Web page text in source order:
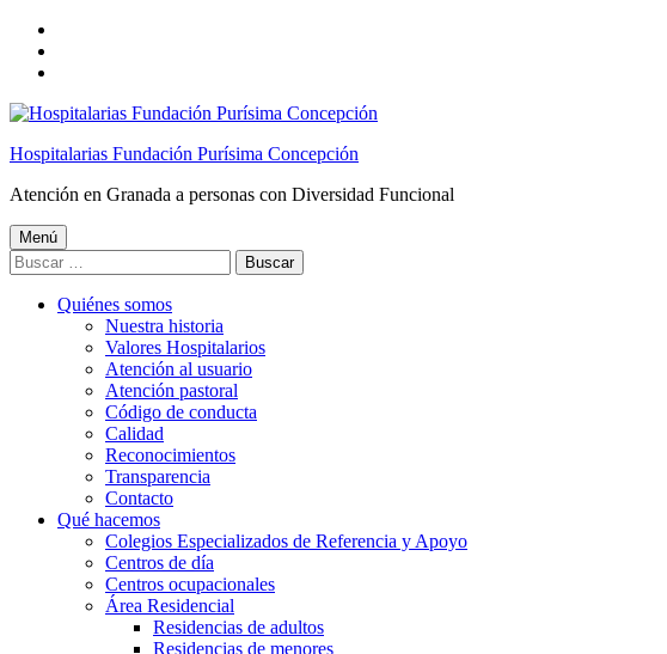
principal
principal
pie
página
Hospitalarias Fundación Purísima Concepción
Atención en Granada a personas con Diversidad Funcional
Menú
Buscar:
Quiénes somos
Nuestra historia
Valores Hospitalarios
Atención al usuario
Atención pastoral
Código de conducta
Calidad
Reconocimientos
Transparencia
Contacto
Qué hacemos
Colegios Especializados de Referencia y Apoyo
Centros de día
Centros ocupacionales
Área Residencial
Residencias de adultos
Residencias de menores